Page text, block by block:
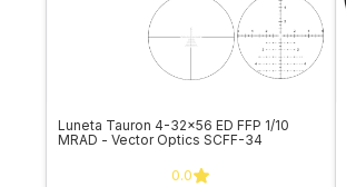
Luneta Tauron 4-32x56 ED FFP 1/10
MRAD - Vector Optics SCFF-34
0.0